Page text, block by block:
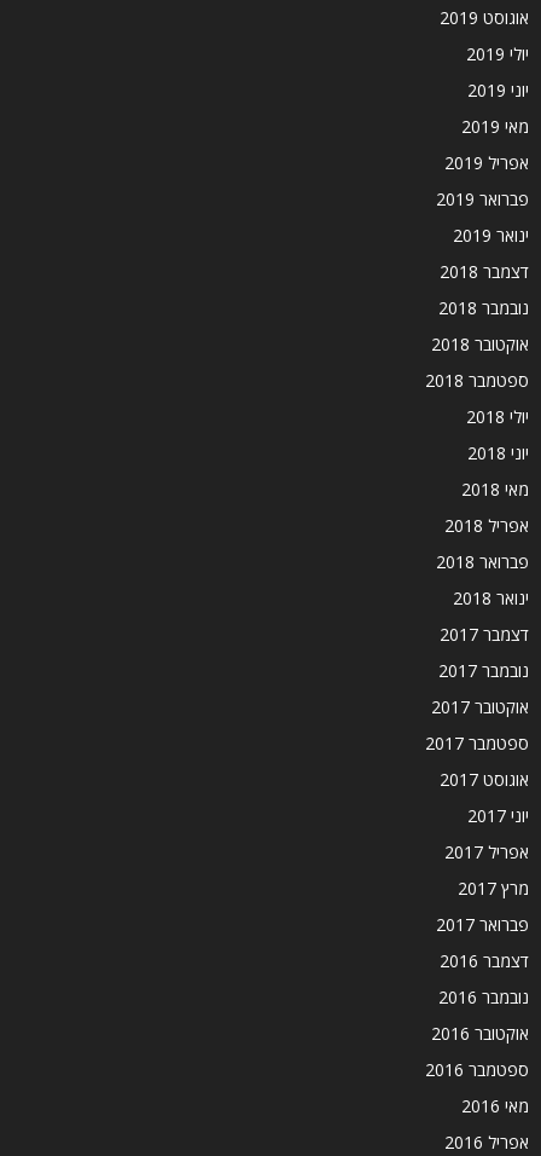
אוגוסט 2019
יולי 2019
יוני 2019
מאי 2019
אפריל 2019
פברואר 2019
ינואר 2019
דצמבר 2018
נובמבר 2018
אוקטובר 2018
ספטמבר 2018
יולי 2018
יוני 2018
מאי 2018
אפריל 2018
פברואר 2018
ינואר 2018
דצמבר 2017
נובמבר 2017
אוקטובר 2017
ספטמבר 2017
אוגוסט 2017
יוני 2017
אפריל 2017
מרץ 2017
פברואר 2017
דצמבר 2016
נובמבר 2016
אוקטובר 2016
ספטמבר 2016
מאי 2016
אפריל 2016